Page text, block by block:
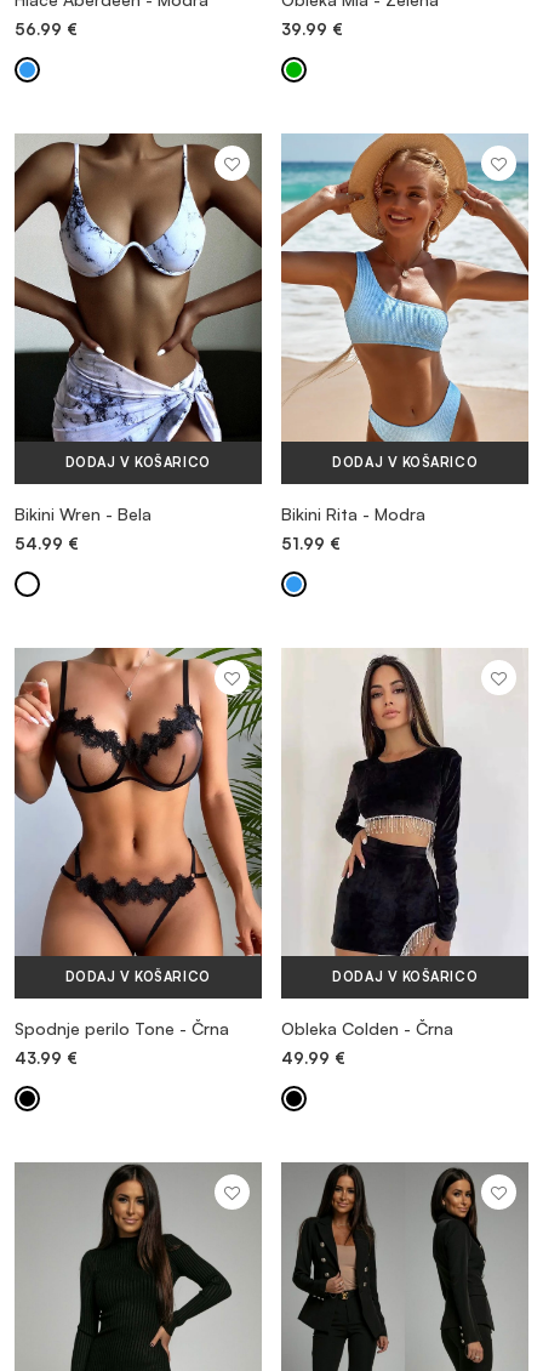
VEČ INFORMACIJ
56.99 € 39.99 €
DODAJ V KOŠARICO
Bikini Wren - Bela
54.99 €
DODAJ V KOŠARICO
Bikini Rita - Modra
51.99 €
DODAJ V KOŠARICO
Spodnje perilo Tone - Črna
43.99 €
DODAJ V KOŠARICO
Obleka Colden - Črna
49.99 €